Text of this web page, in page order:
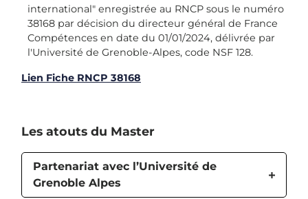
international" enregistrée au RNCP sous le numéro
38168 par décision du directeur général de France
Compétences en date du 01/01/2024, délivrée par
l'Université de Grenoble-Alpes, code NSF 128.
Lien Fiche RNCP 38168
Les atouts du Master
Partenariat avec l’Université de
Grenoble Alpes